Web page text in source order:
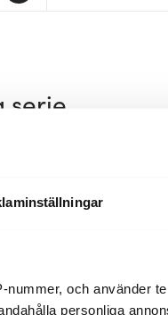
och använder
personliga
serie